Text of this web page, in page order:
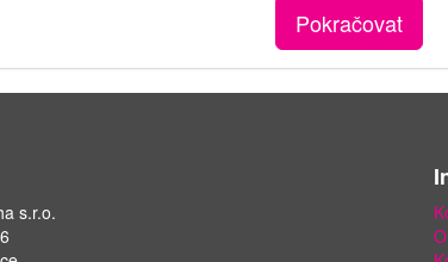
Pokračovat
s.r.o.